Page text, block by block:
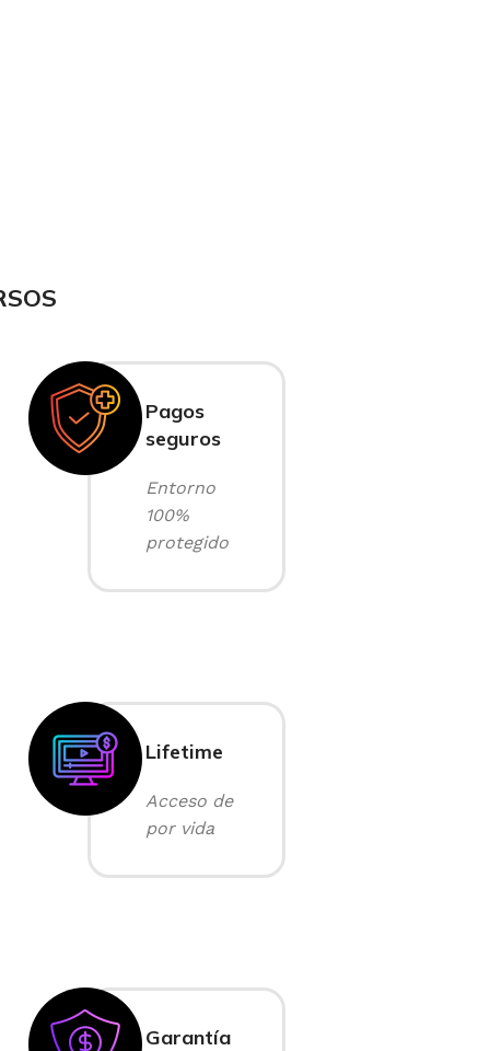
Pagos
seguros
Entorno
100%
protegido
Lifetime
Acceso de
por vida
Garantía